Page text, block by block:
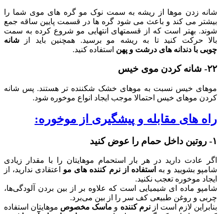
شانه زدن موها از ریشه به سمت نوک مو گره های موی شما را
بیشتر می کند و باعث می شود گره ها در قسمت پایین ساقه جمع
شوند. بهتر است که از قسمتهای انتهایی مو شروع کرده به سمت
بالا حرکت کنید تا به ریشه مو برسید. همچنین باید از شانه
چوبی با دندانه های درشت و پهن استفاده کنید.
۲۲- شانه کردن موی خیس
موهای خیس نسبت به موهای خشک شکننده تر هستند. پس شانه
کردن موهای خیس احتمالا موجب ایجاد انواع موخوره شود.
راه های مقابله و پیشگیری از موخوره:
۱- روتین داخل حمام را عوض کنید
اگر عادت دارید در هر بار استحمام موهایتان را با مقدار زیادی
شامپو بشویید و به استفاده از نرم کننده های مو اعتقادی ندارید، از
ایجاد موخوره‌ تعجب نکنید.
شامپو ماده ای شیمیایی است که علاوه بر از بین بردن آلودگی‌ها،
چربی و روغن طبیعی کف سر را از بین می‌برد.
بنابراین لازم است ازنرم کننده و ماسک مخصوص موهایتان استفاده